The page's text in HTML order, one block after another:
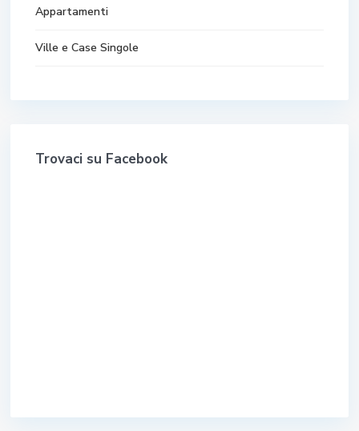
Appartamenti
Ville e Case Singole
Trovaci su Facebook